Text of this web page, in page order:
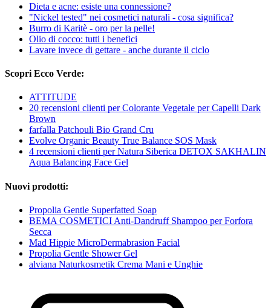
Dieta e acne: esiste una connessione?
"Nickel tested" nei cosmetici naturali - cosa significa?
Burro di Karitè - oro per la pelle!
Olio di cocco: tutti i benefici
Lavare invece di gettare - anche durante il ciclo
Scopri Ecco Verde:
ATTITUDE
20 recensioni clienti per Colorante Vegetale per Capelli Dark
Brown
farfalla Patchouli Bio Grand Cru
Evolve Organic Beauty True Balance SOS Mask
4 recensioni clienti per Natura Siberica DETOX SAKHALIN
Aqua Balancing Face Gel
Nuovi prodotti:
Propolia Gentle Superfatted Soap
BEMA COSMETICI Anti-Dandruff Shampoo per Forfora
Secca
Mad Hippie MicroDermabrasion Facial
Propolia Gentle Shower Gel
alviana Naturkosmetik Crema Mani e Unghie